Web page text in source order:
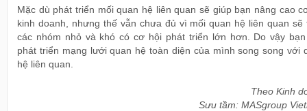
Mặc dù phát triển mối quan hệ liên quan sẽ giúp bạn nâng cao
kinh doanh, nhưng thế vẫn chưa đủ vì mối quan hệ liên quan sẽ
các nhóm nhỏ và khó có cơ hội phát triển lớn hơn. Do vậy
phát triển mạng lưới quan hệ toàn diện của mình song song với
hệ liên quan.
Theo Kinh
Sưu tầm: MASgroup